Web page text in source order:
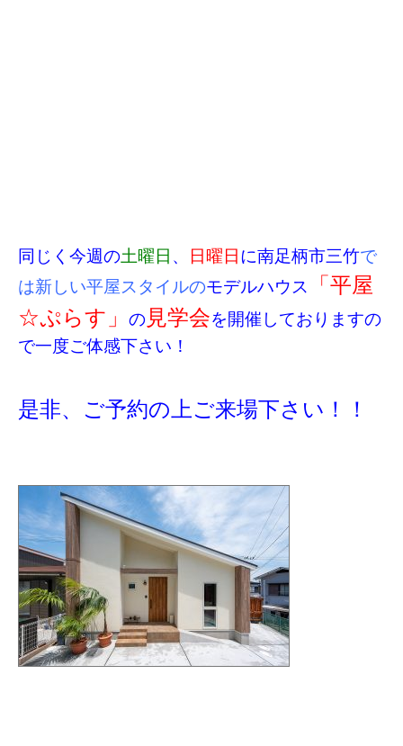
同じく今週の土曜日 、 日曜日 に南足柄市三竹で
は新しい平屋スタイルのモデルハウス
「平屋
☆ぷらす」
の 見学会を開催しておりますの
で一度ご体感下さい！
是非、ご予約の上ご来場下さい！！